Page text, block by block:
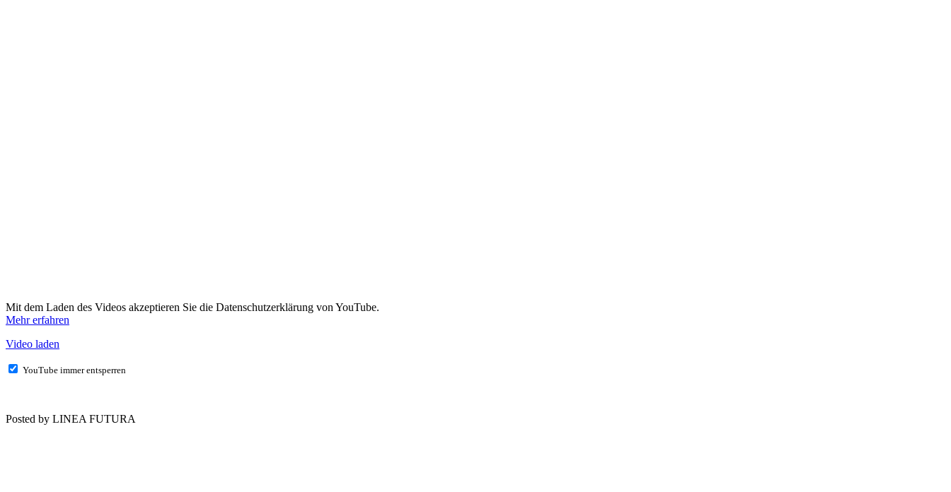
Mit dem Laden des Videos akzeptieren Sie die Datenschutzerklärung von YouTube.
Mehr erfahren
Video laden
YouTube immer entsperren
Posted by LINEA FUTURA